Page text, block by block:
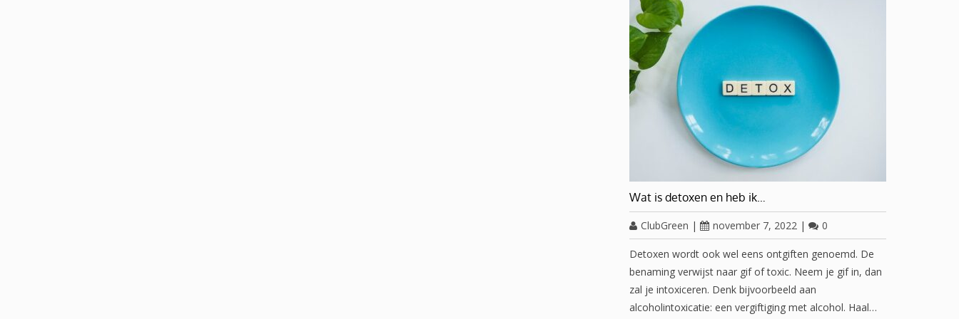
Wat is detoxen en heb ik…
ClubGreen | november 7, 2022 | 0
Detoxen wordt ook wel eens ontgiften genoemd. De
benaming verwijst naar gif of toxic. Neem je gif in, dan
zal je intoxiceren. Denk bijvoorbeeld aan
alcoholintoxicatie: een vergiftiging met alcohol. Haal…